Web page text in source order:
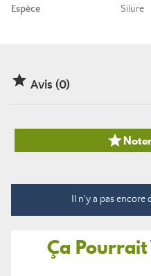
Espèce Silure
 Avis (0)

Il n'y a pas
Ça Pourrait